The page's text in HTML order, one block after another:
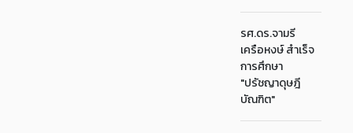
รศ.ดร.จามรี
เครือหงษ์ สำเร็จ
การศึกษา
"ปรัชญาดุษฎี
บัณฑิต"